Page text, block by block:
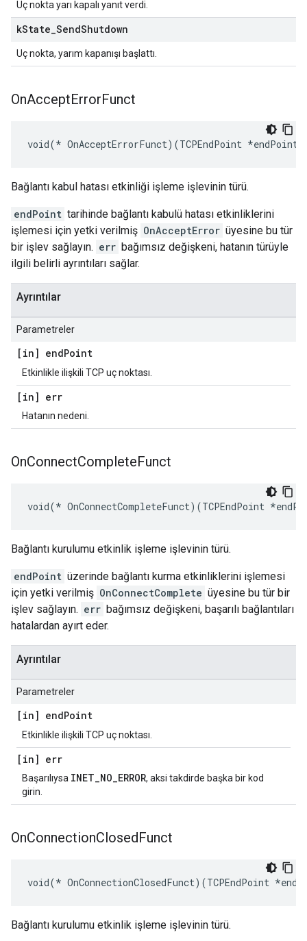
Uç nokta yarı kapalı yanıt verdi.
kState SendShutdown
Uç nokta, yarım kapanışı başlattı.
OnAcceptErrorFunct
void(* OnAcceptErrorFunct)(TCPEndPoint *endPoint,
Bağlantı kabul hatası etkinliği işleme işlevinin türü.
endPoint tarihinde bağlantı kabulü hatası etkinliklerini
işlemesi için yetki verilmiş OnAcceptError üyesine bu tür
bir işlev sağlayın. err bağımsız değişkeni, hatanın türüyle
ilgili belirli ayrıntıları sağlar.
Ayrıntılar
Parametreler
[in] endPoint
Etkinlikle ilişkili TCP uç noktası.
[in] err
Hatanın nedeni.
OnConnectCompleteFunct
void(* OnConnectCompleteFunct)(TCPEndPoint
Bağlantı kurulumu etkinlik işleme işlevinin türü.
endPoint üzerinde bağlantı kurma etkinliklerini işlemesi
için yetki verilmiş OnConnectComplete üyesine bu tür bir
işlev sağlayın. err bağımsız değişkeni, başarılı bağlantıları
hatalardan ayırt eder.
Ayrıntılar
Parametreler
[in] endPoint
Etkinlikle ilişkili TCP uç noktası.
[in] err
Başarılıysa INET_NO_ERROR, aksi takdirde başka bir kod
girin.
OnConnectionClosedFunct
void(* OnConnectionClosedFunct)(TCPEndPoint
Bağlantı kurulumu etkinlik işleme işlevinin türü.